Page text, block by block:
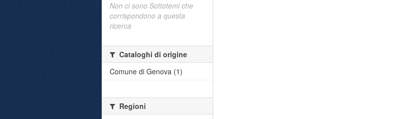
Non ci sono Sottotemi che
corrispondono a questa
ricerca
Cataloghi di origine
Comune di Genova (1)
Regioni